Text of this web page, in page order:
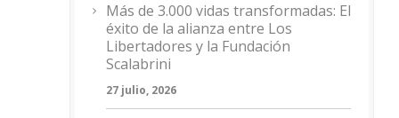
Más de 3.000 vidas transformadas: El
éxito de la alianza entre Los
Libertadores y la Fundación
Scalabrini
27 julio, 2026